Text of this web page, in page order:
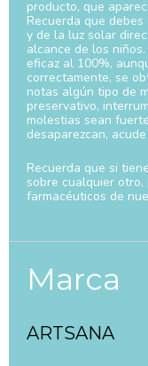
producto, que
Recuerda que
y de la luz solar
alcance de los
eficaz al 100%,
correctamente, se
notas algún tipo de
preservativo,
molestias sean
desaparezcan,
Recuerda que si
sobre cualquier
farmacéuticos de
Marca
ARTSANA